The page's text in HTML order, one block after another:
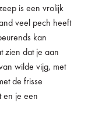
is een vrolijk
veel pech heeft
kan
zien dat je aan
wilde vijg, met
de frisse
en je een